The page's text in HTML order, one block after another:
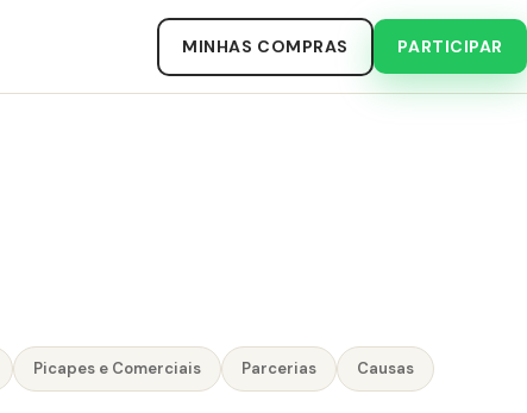
MINHAS COMPRAS PARTICIPAR
Picapes e Comerciais Parcerias Causas